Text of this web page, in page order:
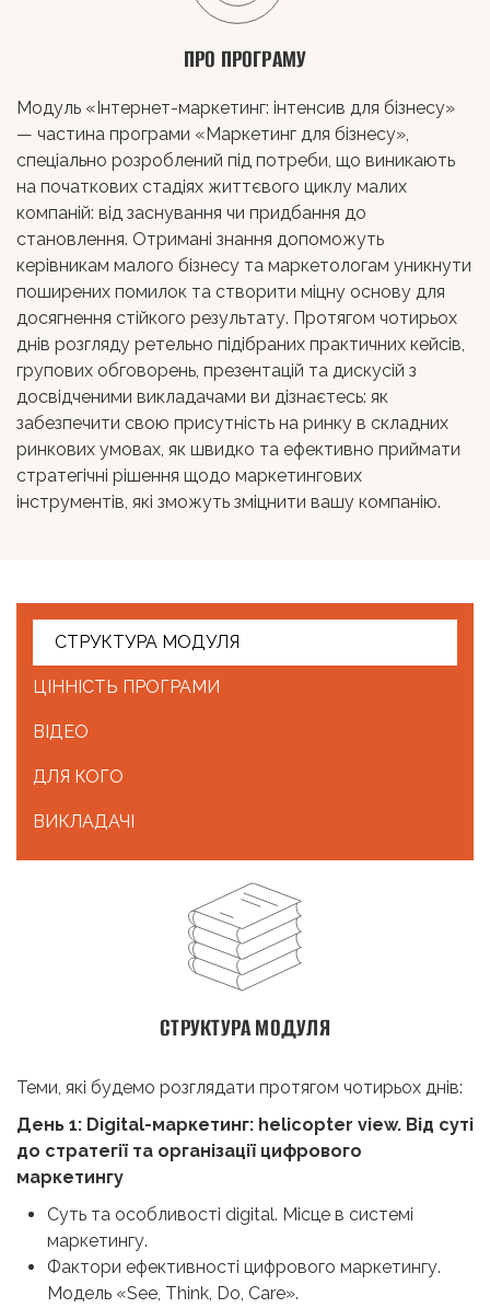
ПРО ПРОГРАМУ
Модуль «Інтернет-маркетинг: інтенсив для бізнесу»
— частина програми «Маркетинг для бізнесу»,
спеціально розроблений під потреби, що виникають
на початкових стадіях життєвого циклу малих
компаній: від заснування чи придбання до
становлення. Отримані знання допоможуть
керівникам малого бізнесу та маркетологам уникнути
поширених помилок та створити міцну основу для
досягнення стійкого результату. Протягом чотирьох
днів розгляду ретельно підібраних практичних кейсів,
групових обговорень, презентацій та дискусій з
досвідченими викладачами ви дізнаєтесь: як
забезпечити свою присутність на ринку в складних
ринкових умовах, як швидко та ефективно приймати
стратегічні рішення щодо маркетингових
інструментів, які зможуть зміцнити вашу компанію.
СТРУКТУРА МОДУЛЯ
ЦІННІСТЬ ПРОГРАМИ
ВІДЕО
ДЛЯ КОГО
ВИКЛАДАЧІ
СТРУКТУРА МОДУЛЯ
Теми, які будемо розглядати протягом чотирьох днів:
День 1: Digital-маркетинг: helicopter view. Від суті
до стратегії та організації цифрового
маркетингу
Суть та особливості digital. Місце в системі
маркетингу.
Фактори ефективності цифрового маркетингу.
Модель «See, Think, Do, Care».